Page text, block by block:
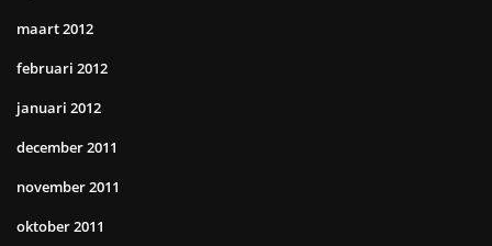
maart 2012
februari 2012
januari 2012
december 2011
november 2011
oktober 2011